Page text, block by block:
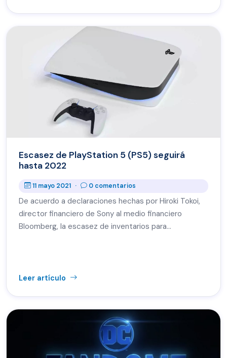
Escasez de PlayStation 5 (PS5) seguirá
hasta 2022
11 mayo 2021 · 0 comentarios
De acuerdo a declaraciones hechas por Hiroki Tokoi,
director financiero de Sony al medio financiero
Bloomberg, la escasez de inventarios para
Leer artículo